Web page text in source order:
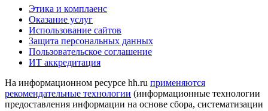
Этика и комплаенс
Оказание услуг
Использование сайтов
Защита персональных данных
Пользовательское соглашение
ИТ аккредитация
На информационном ресурсе hh.ru применяются
рекомендательные технологии (информационные технологии
предоставления информации на основе сбора, систематизации